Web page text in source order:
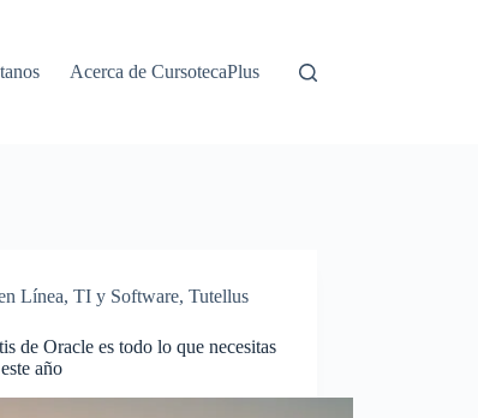
Acerca de CursotecaPlus
Línea,TI y Software,Tutellus
de Oracle es todo lo que necesitas
año